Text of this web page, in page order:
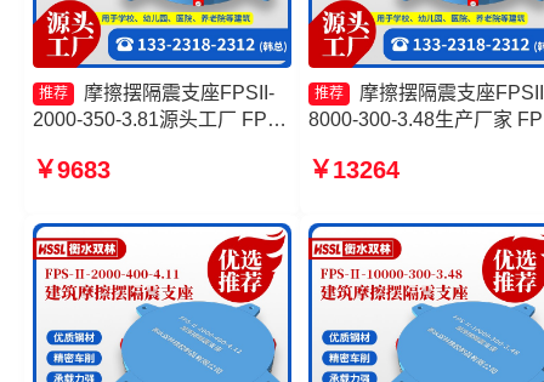
推荐
摩擦摆隔震支座FPSII-
2000-350-3.81源头工厂 FPS
隔震支座生产厂家 摩擦摆隔震
家
￥9683
推荐
摩擦摆隔震支座
8000-300-3.48生产厂家
源头工厂 摩擦摆减隔震支
￥13264